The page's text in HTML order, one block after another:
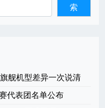
索
舰机型差异一次说清
代表团名单公布